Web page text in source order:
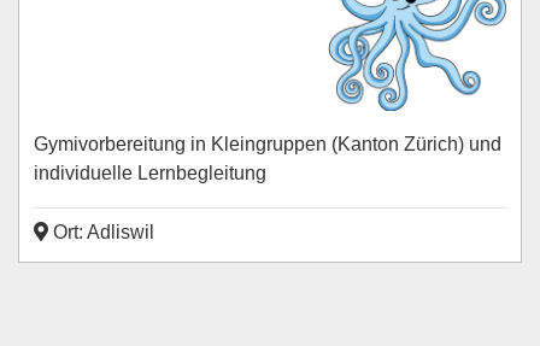
Gymivorbereitung in Kleingruppen (Kanton Zürich) und
individuelle Lernbegleitung
Ort: Adliswil